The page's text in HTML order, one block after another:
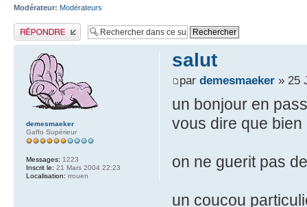
Modérateur: Modérateurs
Publier une réponse
salut
par demesmaeker» 25
un bonjour en
vous dire que
on ne guerit pas
un coucou
demesmaeker
Gaffo Supérieur
Messages: 1223
Inscrit le: 21 Mars 2004 22:23
Localisation: rrouen